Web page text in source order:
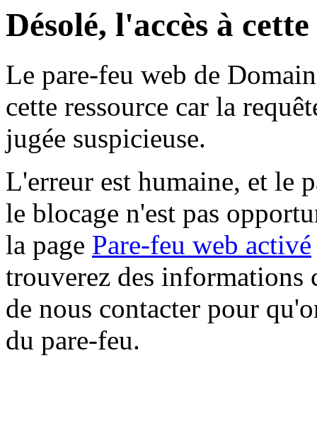
Désolé, l'accès à
Le pare-feu web de
cette ressource car la
jugée suspicieuse.
L'erreur est humaine, et le
le blocage n'est pas
la page Pare-feu web activé
trouverez des informations
de nous contacter pour
du pare-feu.